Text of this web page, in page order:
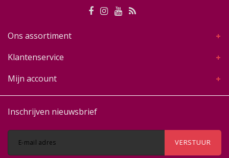
Ons assortiment
Klantenservice
Mijn account
Inschrijven nieuwsbrief
VERSTUUR